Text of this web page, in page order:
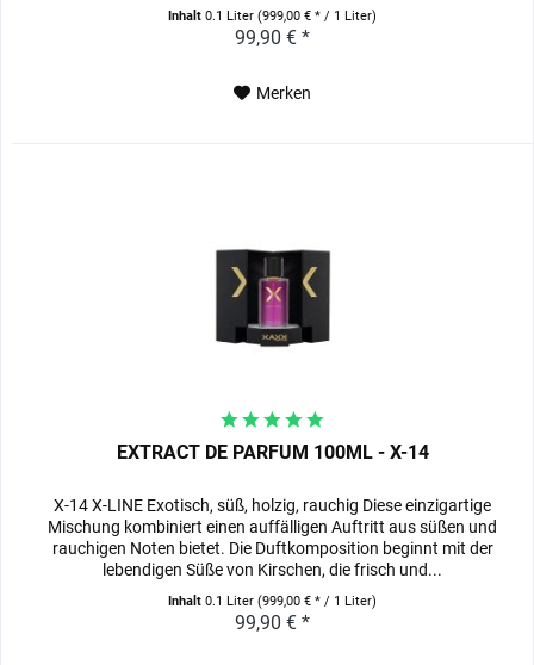
Inhalt0.1 Liter(999,00 € * / 1 Liter)
99,90 € *
Merken
EXTRACT DE PARFUM 100ML - X-14
X-14 X-LINE Exotisch, süß, holzig, rauchig Diese einzigartige
Mischung kombiniert einen auffälligen Auftritt aus süßen und
rauchigen Noten bietet. Die Duftkomposition beginnt mit der
lebendigen Süße von Kirschen, die frisch und...
Inhalt0.1 Liter(999,00 € * / 1 Liter)
99,90 € *